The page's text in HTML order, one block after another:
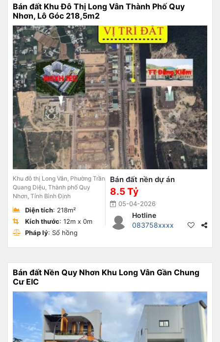
Bán đất Khu Đô Thị Long Vân Thành Phố Quy
Nhơn, Lô Góc 218,5m2
Khu đô thị Long Vân, Phường Trần
Quang Diệu, Thành phố Quy
Nhơn, Tỉnh Bình Định
Diện tích: 218m²
Kích thước: 12m x 0m
Pháp lý: Sổ hồng
Bán đất nền dự án
8.5 Tỷ
05-04-2026
Hotline
083758xxxx
Bán đất Nền Quy Nhơn Khu Long Vân Gần Chung
Cư EIC